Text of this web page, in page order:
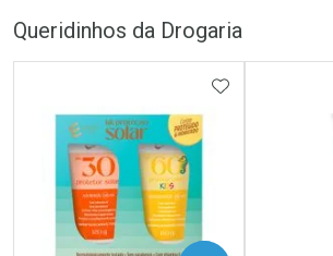
Queridinhos da Drogaria
ADICIONAR